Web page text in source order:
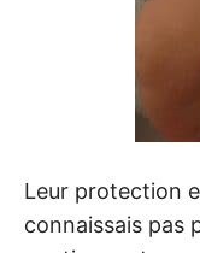
Leur protection
connaissais pas